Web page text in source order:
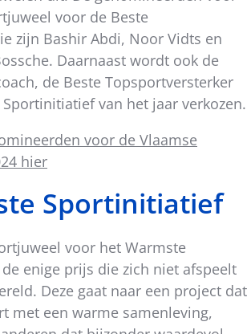
voor de Beste
zijn Bashir Abdi, Noor Vidts en
Daarnaast wordt ook de
de Beste Topsportversterker
van het jaar verkozen.
voor de Vlaamse
hier
Sportinitiatief
voor het Warmste
enige prijs die zich niet afspeelt
Deze gaat naar een project dat
met een warme samenleving,